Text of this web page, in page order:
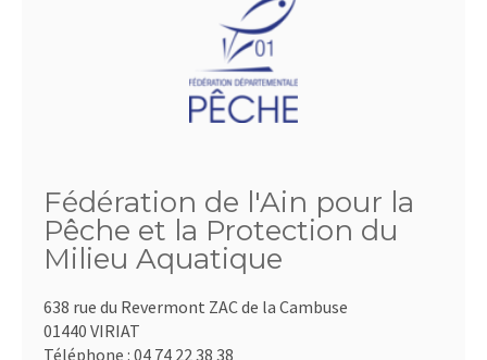
Fédération de l'Ain pour la
Pêche et la Protection du
Milieu Aquatique
638 rue du Revermont ZAC de la Cambuse
01440 VIRIAT
Téléphone : 04 74 22 38 38